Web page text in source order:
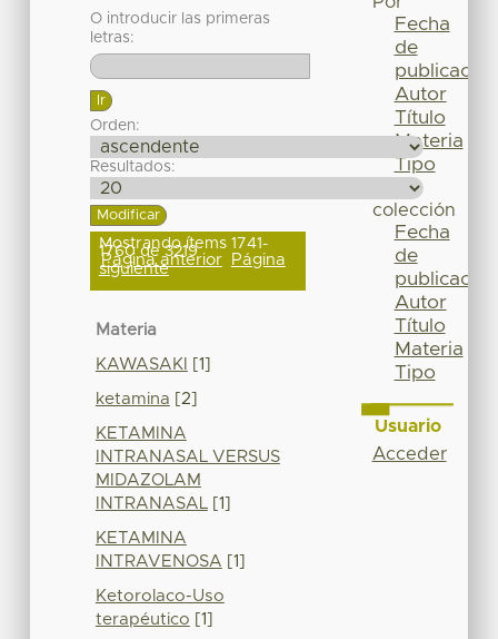
O introducir las primeras
letras:
Orden:
Resultados:
Mostrando ítems 1741-
1760 de 3219
Página anterior Página
siguiente
Materia
KAWASAKI [1]
ketamina [2]
KETAMINA
INTRANASAL VERSUS
MIDAZOLAM
INTRANASAL [1]
KETAMINA
INTRAVENOSA [1]
Ketorolaco-Uso
terapéutico [1]
Fecha
de
publicación
Autor
Título
Materia
Tipo
colección
Fecha
de
publicación
Autor
Título
Materia
Tipo
Usuario
Acceder